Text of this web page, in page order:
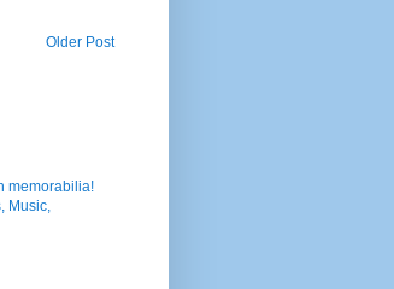
Older Post